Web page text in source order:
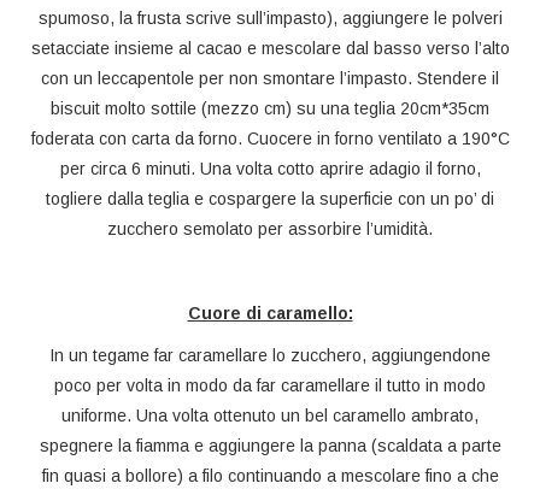
spumoso, la frusta scrive sull’impasto), aggiungere le polveri
setacciate insieme al cacao e mescolare dal basso verso l’alto
con un leccapentole per non smontare l’impasto. Stendere il
biscuit molto sottile (mezzo cm) su una teglia 20cm*35cm
foderata con carta da forno. Cuocere in forno ventilato a 190°C
per circa 6 minuti. Una volta cotto aprire adagio il forno,
togliere dalla teglia e cospargere la superficie con un po’ di
zucchero semolato per assorbire l’umidità.
Cuore di caramello:
In un tegame far caramellare lo zucchero, aggiungendone
poco per volta in modo da far caramellare il tutto in modo
uniforme. Una volta ottenuto un bel caramello ambrato,
spegnere la fiamma e aggiungere la panna (scaldata a parte
fin quasi a bollore) a filo continuando a mescolare fino a che